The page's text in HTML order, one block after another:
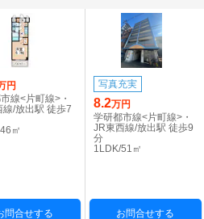
円
線<片町線>・
線/放出駅 徒歩7
㎡
問合せする
写真充実
8.2万円
学研都市線<片町線>・
JR東西線/放出駅 徒歩9
分
1LDK/51㎡
お問合せする